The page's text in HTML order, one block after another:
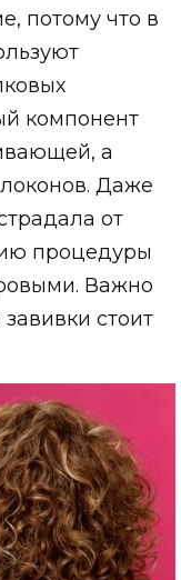
потому что в
компонент
а
Даже
от
процедуры
Важно
стоит